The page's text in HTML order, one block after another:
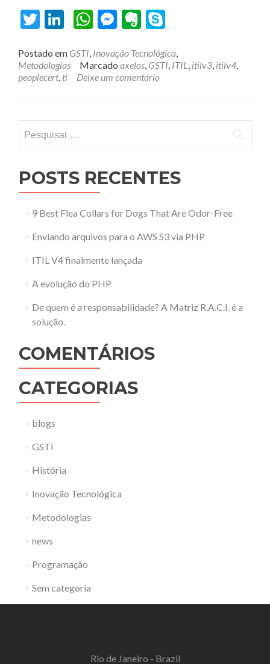
TwitterLinkedIn
WhatsApp
Messenger
Evernote
Postado em GSTI, Inovação Tecnológica,
Metodologias
Marcado axelos, GSTI, ITIL, itilv3, itilv4,
peoplecert, ti Deixe um comentário
POSTS RECENTES
9 Best Flea Collars for Dogs That Are Odor-Free
Enviando arquivos para o AWS S3 via PHP
ITIL V4 finalmente lançada
A evolução do PHP
De quem é a responsabilidade? A Matriz R.A.C.I. é a
solução.
COMENTÁRIOS
CATEGORIAS
blogs
GSTI
História
Inovação Tecnológica
Metodologias
news
Programação
Sem categoria
Rio de Janeiro - Brazil